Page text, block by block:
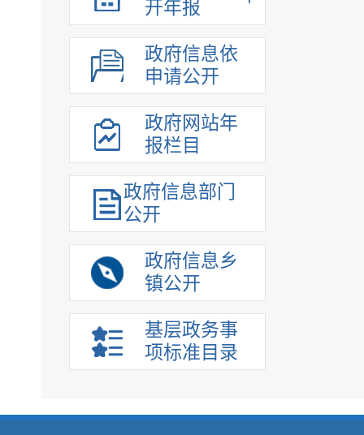
开年报
政府信息依
申请公开
政府网站年
报栏目
政府信息部门
公开
政府信息乡
镇公开
基层政务事
项标准目录